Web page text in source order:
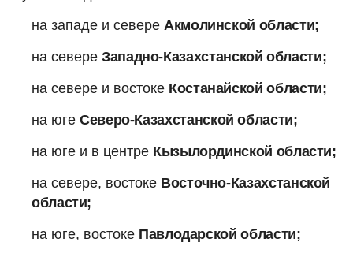
на западе и севере Акмолинской области;
на севере Западно-Казахстанской области;
на севере и востоке Костанайской области;
на юге Северо-Казахстанской области;
на юге и в центре Кызылординской области;
на севере, востоке Восточно-Казахстанской
области;
на юге, востоке Павлодарской области;